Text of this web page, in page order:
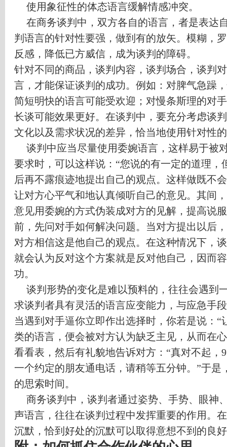
使用象征性的体态语言缓解情感冲突。
在商务谈判中，双方各自的语言，者是表达
判语言的针对性要强，做到有的放矢。模糊，
反感，降低已方威信，成为谈判的障碍。
针对不同的商品，谈判内容，谈判场合，谈判
言，才能保证谈判的成功。例如：对脾气急躁
简短明快的语言可能受欢迎；对慢条斯理的对
长谈可能效果更好。在谈判中，要充分考虑谈
文化以及需求状况的差异，恰当地使用针对性
谈判中应当尽量使用委婉语言，这样易于被
要求时，可以这样说： “您说的有一定的道理，
后再不露痕迹地提出自己的观点。这样做既不
让对方心平气和地认真倾听自己的意见。其间
意见用委婉的方式伪装成对方的见解，提高说
前，先问对手如何解决问题。当对方提出以后
对方相信这是他自己的观点。在这种情况下，
就会认为反对这个方案就是反对他自己，因而
功。
谈判形势的变化是难以预料的，往往会遇到
求谈判者具有灵活的语言应变能力，与应急手
当遇到对手逼你立即作出选择时，你若是说： “
类的语言，便会被对方认为缺乏主见，从而在
看看表，然后有礼貌地告诉对方： “真对不起， 9
一个约定的朋友通电话，请稍等五分钟。 ”于是
的思索时间。
商务谈判中，谈判者通过姿势、手势、眼神
声语言，往往在谈判过程中发挥重要的作用。
沉默，恰到好处的沉默可以取得意想不到的良